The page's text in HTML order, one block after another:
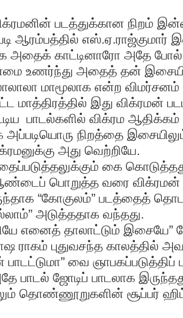
படத்துக்கான நிறம்
ஆரம்பத்தில் எஸ்.ஏ.ராஜ்குமார்
அதைக் காட்டினாரோ அதே போல்
உணர்ந்து அதைத் தன் இசையில்
மாமூலாக என்ற விமர்சனம்
மாத்திரத்தில் இது விக்ரமன்
பாடல்களில் விக்ரம ஆதிக்கம்
நிறத்தை இசையிலும்
அது வெற்றியே.
கை
பொறுத்த வரை விக்ரமன் -
“கோகுலம்” படத்தைத்
அடுத்ததாக வந்தது.
எனைத் தாலாட்டும் இசையே”
ராகம் புதுவசந்த காலத்தில்
வை
பாடல் ஜோடிப் பாடலாக
தொண்ணூறுகளின் சூப்பர்